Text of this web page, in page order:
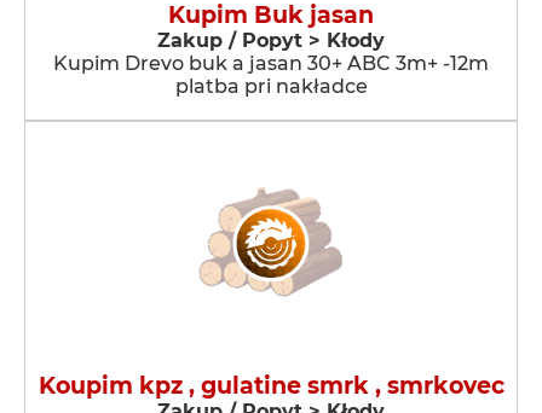
Kupim Buk jasan
Zakup / Popyt > Kłody
Kupim Drevo buk a jasan 30+ ABC 3m+ -12m
platba pri nakładce
Koupim kpz , gulatine smrk , smrkovec